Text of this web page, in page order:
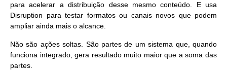
para acelerar a distribuição desse mesmo conteúdo. E usa
Disruption para testar formatos ou canais novos que podem
ampliar ainda mais o alcance.
Não são ações soltas. São partes de um sistema que, quando
funciona integrado, gera resultado muito maior que a soma das
partes.